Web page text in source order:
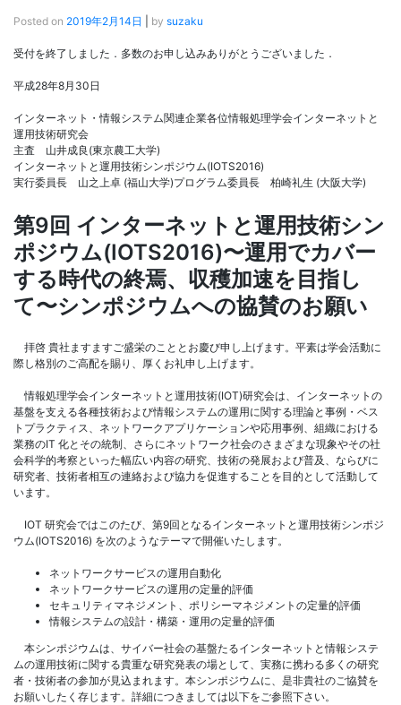
Posted on 2019年2月14日 by suzaku
受付を終了しました．多数のお申し込みありがとうございました．
平成28年8月30日
インターネット・情報システム関連企業各位情報処理学会インターネットと
運用技術研究会
主査 山井成良(東京農工大学)
インターネットと運用技術シンポジウム(IOTS2016)
実行委員長 山之上卓 (福山大学)プログラム委員長 柏崎礼生 (大阪大学)
第9回 インターネットと運用技術シン
ポジウム(IOTS2016)〜運用でカバー
する時代の終焉、収穫加速を目指し
て〜シンポジウムへの協賛のお願い
拝啓 貴社ますますご盛栄のこととお慶び申し上げます。平素は学会活動に
際し格別のご高配を賜り、厚くお礼申し上げます。
情報処理学会インターネットと運用技術(IOT)研究会は、インターネットの
基盤を支える各種技術および情報システムの運用に関する理論と事例・ベス
トプラクティス、ネットワークアプリケーションや応用事例、組織における
業務のIT 化とその統制、さらにネットワーク社会のさまざまな現象やその社
会科学的考察といった幅広い内容の研究、技術の発展および普及、ならびに
研究者、技術者相互の連絡および協力を促進することを目的として活動して
います。
IOT 研究会ではこのたび、第9回となるインターネットと運用技術シンポジ
ウム(IOTS2016) を次のようなテーマで開催いたします。
ネットワークサービスの運用自動化
ネットワークサービスの運用の定量的評価
セキュリティマネジメント、ポリシーマネジメントの定量的評価
情報システムの設計・構築・運用の定量的評価
本シンポジウムは、サイバー社会の基盤たるインターネットと情報システ
ムの運用技術に関する貴重な研究発表の場として、実務に携わる多くの研究
者・技術者の参加が見込まれます。本シンポジウムに、是非貴社のご協賛を
お願いしたく存じます。詳細につきましては以下をご参照下さい。